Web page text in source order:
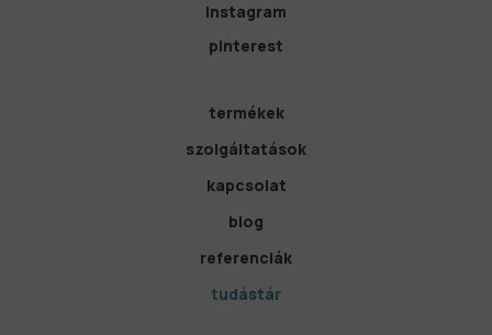
instagram
pinterest
termékek
szolgáltatások
kapcsolat
blog
referenciák
tudástár